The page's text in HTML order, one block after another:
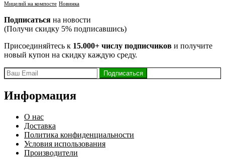
Мицелий на компосте Новинка
Подписаться на новости
(Получи скидку 5% подписавшись)
Присоединяйтесь к 15.000+ числу подписчиков и получите
новый купон на скидку каждую среду.
Информация
О нас
Доставка
Политика конфиденциальности
Условия использования
Производители